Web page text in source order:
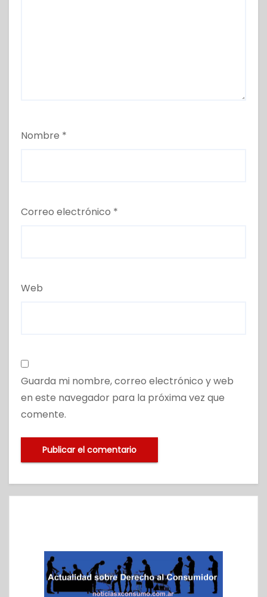
Nombre *
Correo electrónico *
Web
Guarda mi nombre, correo electrónico y web
en este navegador para la próxima vez que
comente.